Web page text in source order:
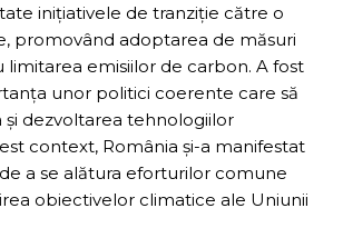
inițiativele de tranziție către o
promovând adoptarea de măsuri
emisiilor de carbon. A fost
unor politici coerente care să
și dezvoltarea tehnologiilor
context, România și-a manifestat
a se alătura eforturilor comune
obiectivelor climatice ale Uniunii